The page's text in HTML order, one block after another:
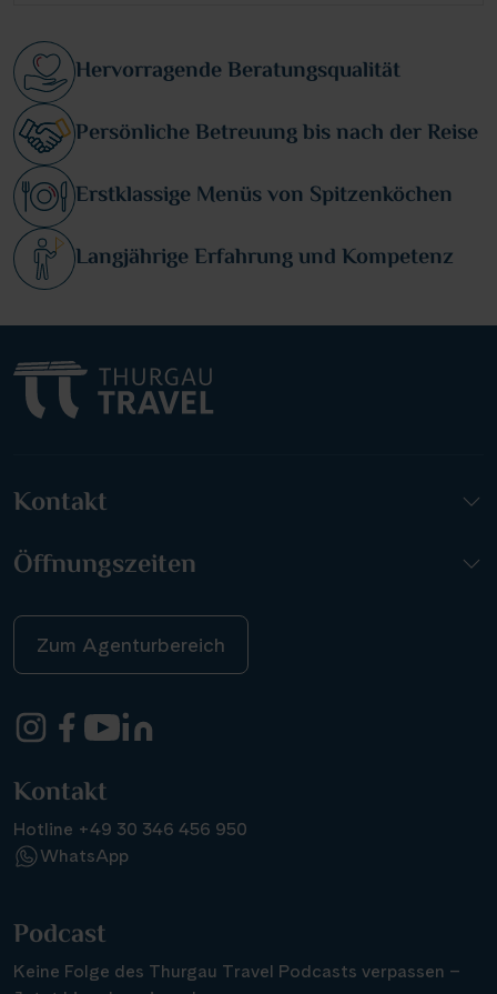
Hervorragende Beratungsqualität
Persönliche Betreuung bis nach der Reise
Erstklassige Menüs von Spitzenköchen
Langjährige Erfahrung und Kompetenz
Kontakt
Öffnungszeiten
Zum Agenturbereich
Kontakt
Hotline +49 30 346 456 950
WhatsApp
Podcast
Keine Folge des Thurgau Travel Podcasts verpassen –